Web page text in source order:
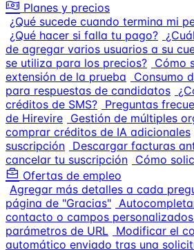
Planes y precios
¿Qué sucede cuando termina mi
¿Qué hacer si falla tu pago?
de agregar varios usuarios a su
se utiliza para los precios? Cómo
extensión de la prueba
Consumo
para respuestas de candidatos
créditos de SMS? Preguntas
de Hirevire Gestión de múltiples
comprar créditos de IA adicionales
suscripción Descargar facturas
cancelar tu suscripción Cómo
Ofertas de empleo
Agregar más detalles a cada
página de "Gracias"
contacto o campos
parámetros de URL Modificar el
automático enviado tras una